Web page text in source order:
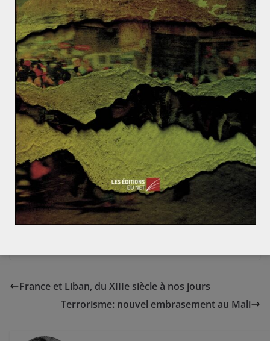
l’Europe. Selon le monde diplomatique, le commerce
entre les pays d’Afrique du Nord comptait 2% de
l’ensemble du commerce régional.
Le président Emmanuel Macron a aussi souligné « la
richesse plurielle » de la population française, venant
directement des régions « du Levant, du Maghreb,
d’Europe du Sud ». Il a affirmé que ces diasporas
étaient « une chance formidable pour la France ». Selon
lui, la France devrait « les aider à réussir y compris de
l’autre côté de la Méditerranée ». Le président de la
République française à annoncé fournir un fond de 100
millions d’euros pour « les entrepreneurs vivant en
France, voulant investir au Maghreb ».
Programme Monde Méditerranéen et Proche Orient
France et Liban, du XIIIe siècle à nos jours
Terrorisme: nouvel embrasement au Mali